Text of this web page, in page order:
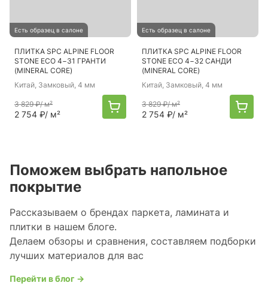
Есть образец в салоне
ПЛИТКА SPC ALPINE FLOOR
STONE ЕСО 4−31 ГРАНТИ
(MINERAL CORE)
Китай, Замковый, 4 мм
3 829 ₽/ м²
2 754 ₽/ м²
Есть образец в салоне
ПЛИТКА SPC ALPINE FLOOR
STONE ЕСО 4−32 САНДИ
(MINERAL CORE)
Китай, Замковый, 4 мм
3 829 ₽/ м²
2 754 ₽/ м²
Поможем выбрать напольное
покрытие
Рассказываем о брендах паркета, ламината и
плитки в нашем блоге.
Делаем обзоры и сравнения, составляем подборки
лучших материалов для вас
Перейти в блог →